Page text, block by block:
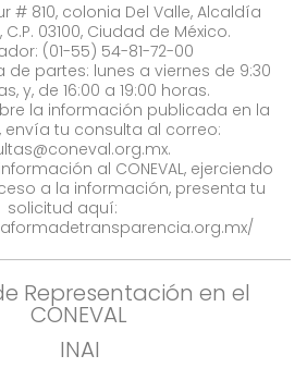
# 810, colonia Del Valle, Alcaldía
03100, Ciudad de México.
(01-55) 54-81-72-00
de partes: lunes a viernes de 9:30
y, de 16:00 a 19:00 horas.
la información publicada en la
envía tu consulta al correo:
.
al CONEVAL, ejerciendo
a la información, presenta tu
solicitud aquí:
Representación en el
CONEVAL
INAI